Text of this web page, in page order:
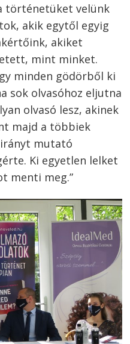
történetüket velünk
akik egytől egyig
akiket
mint minket.
minden gödörből ki
sok olvasóhoz eljutna
olvasó lesz, akinek
majd a többiek
mutató
Ki egyetlen lelket
menti meg.”